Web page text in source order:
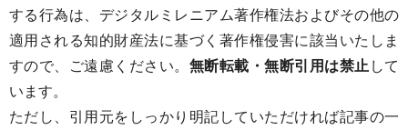
する行為は、デジタルミレニアム著作権法およびその他の
適用される知的財産法に基づく著作権侵害に該当いたしま
すので、ご遠慮ください。 無断転載・無断引用は禁止して
います。
ただし、引用元をしっかり明記していただければ記事の一